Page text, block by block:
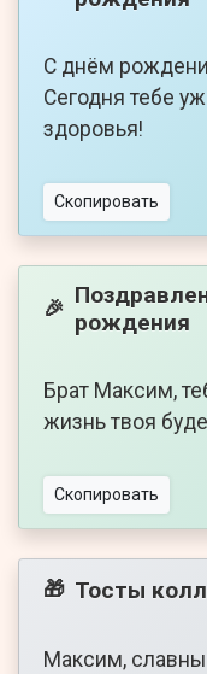
С днём
Сегодня тебе
здоровья!
Скопировать
🎉 рождения
Брат Максим,
жизнь твоя
Скопировать
🎁 Тосты
Максим,